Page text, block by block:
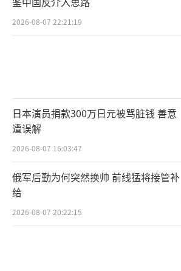
2026-08-07 22:21:19
日本演员捐款300万日元被骂脏钱 善意
遭误解
2026-08-07 16:03:47
俄军后勤为何突然换帅 前线猛将接管补
给
2026-08-07 20:22:15